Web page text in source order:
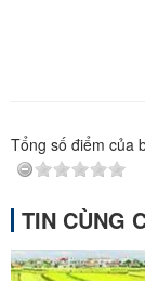
Tổng số điểm của
TIN CÙNG